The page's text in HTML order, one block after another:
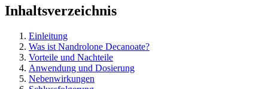
Inhaltsverzeichnis
Einleitung
Was ist Nandrolone Decanoate?
Vorteile und Nachteile
Anwendung und Dosierung
Nebenwirkungen